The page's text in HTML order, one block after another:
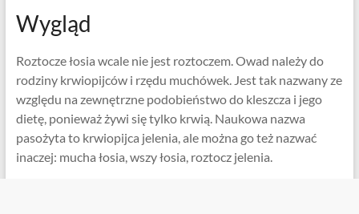
Wygląd
Roztocze łosia wcale nie jest roztoczem. Owad należy do
rodziny krwiopijców i rzędu muchówek. Jest tak nazwany ze
względu na zewnętrzne podobieństwo do kleszcza i jego
dietę, ponieważ żywi się tylko krwią. Naukowa nazwa
pasożyta to krwiopijca jelenia, ale można go też nazwać
inaczej: mucha łosia, wszy łosia, roztocz jelenia.